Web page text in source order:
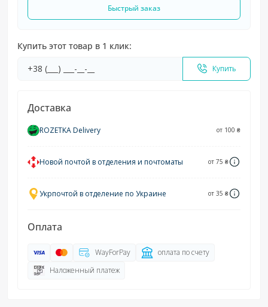
Быстрый заказ
Купить этот товар в 1 клик:
Купить
Доставка
ROZETKA Delivery от 100 ₴
Новой почтой в отделения и почтоматы от 75 ₴
Укрпочтой в отделение по Украине от 35 ₴
Оплата
WayForPay
оплата по счету
Наложенный платеж